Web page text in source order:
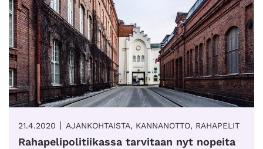
21.4.2020 AJANKOHTAISTA, KANNANOTTO, RAHAPELIT
Rahapelipolitiikassa tarvitaan nyt nopeita